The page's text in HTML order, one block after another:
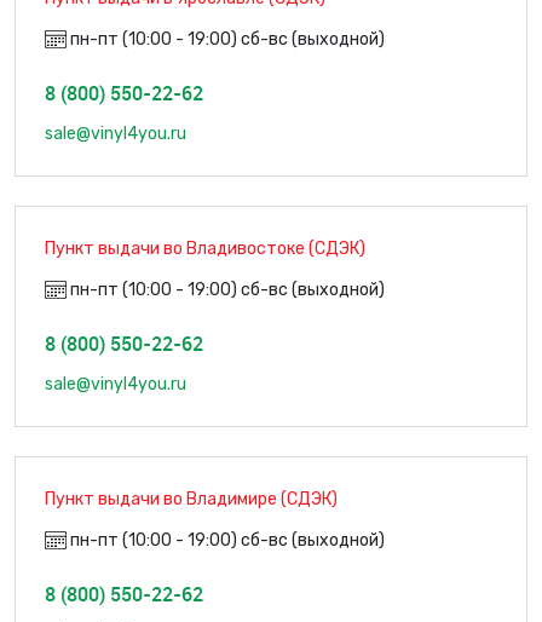
пн-пт (10:00 - 19:00) сб-вс (выходной)
8 (800) 550-22-62
sale@vinyl4you.ru
Пункт выдачи во Владивостоке (СДЭК)
пн-пт (10:00 - 19:00) сб-вс (выходной)
8 (800) 550-22-62
sale@vinyl4you.ru
Пункт выдачи во Владимире (СДЭК)
пн-пт (10:00 - 19:00) сб-вс (выходной)
8 (800) 550-22-62